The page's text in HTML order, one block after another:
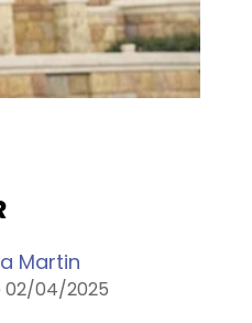
Martin
02/04/2025